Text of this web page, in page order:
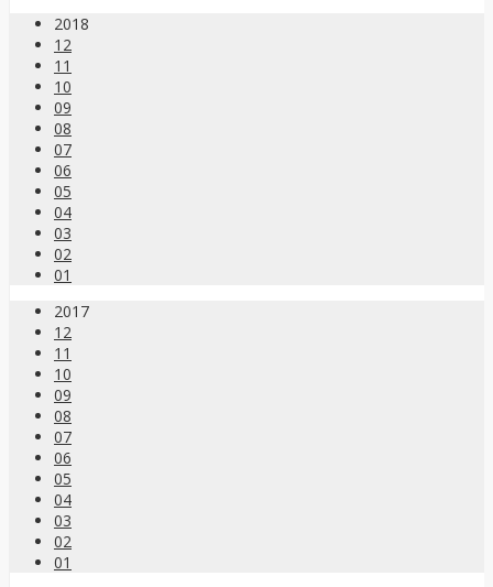
2018
12
11
10
09
08
07
06
05
04
03
02
01
2017
12
11
10
09
08
07
06
05
04
03
02
01